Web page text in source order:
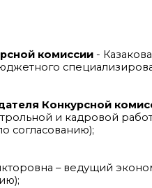
комиссии -
Конкурсной
и кадровой
согласованию);
– ведущий